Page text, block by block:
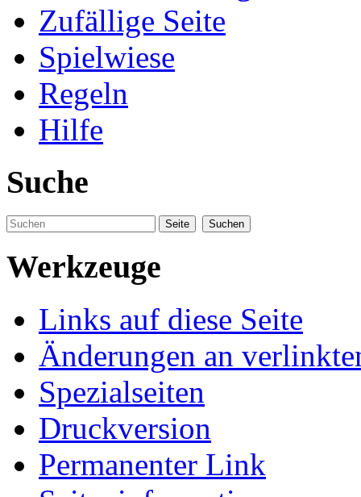
Zufällige Seite
Spielwiese
Regeln
Hilfe
Suche
Werkzeuge
Links auf diese Seite
Änderungen an
Spezialseiten
Druckversion
Permanenter Link